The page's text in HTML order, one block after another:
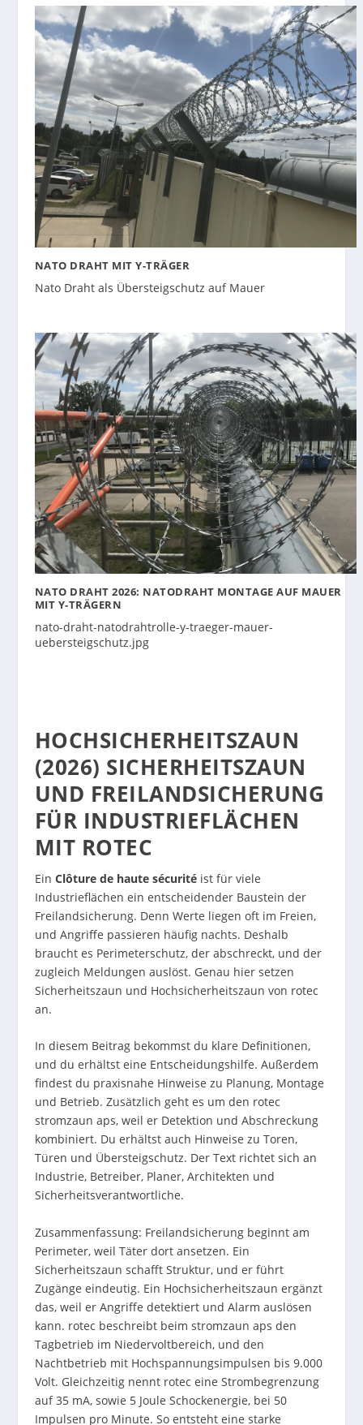
NATO DRAHT MIT Y-TRÄGER
Nato Draht als Übersteigschutz auf Mauer
NATO DRAHT 2026: NATODRAHT MONTAGE AUF MAUER
MIT Y-TRÄGERN
nato-draht-natodrahtrolle-y-traeger-mauer-
uebersteigschutz.jpg
HOCHSICHERHEITSZAUN
(2026) SICHERHEITSZAUN
UND FREILANDSICHERUNG
FÜR INDUSTRIEFLÄCHEN
MIT ROTEC
Ein Clôture de haute sécuritéist für viele
Industrieflächen ein entscheidender Baustein der
Freilandsicherung. Denn Werte liegen oft im Freien,
und Angriffe passieren häufig nachts. Deshalb
braucht es Perimeterschutz, der abschreckt, und der
zugleich Meldungen auslöst. Genau hier setzen
Sicherheitszaun und Hochsicherheitszaun von rotec
an.
In diesem Beitrag bekommst du klare Definitionen,
und du erhältst eine Entscheidungshilfe. Außerdem
findest du praxisnahe Hinweise zu Planung, Montage
und Betrieb. Zusätzlich geht es um den rotec
stromzaun aps, weil er Detektion und Abschreckung
kombiniert. Du erhältst auch Hinweise zu Toren,
Türen und Übersteigschutz. Der Text richtet sich an
Industrie, Betreiber, Planer, Architekten und
Sicherheitsverantwortliche.
Zusammenfassung: Freilandsicherung beginnt am
Perimeter, weil Täter dort ansetzen. Ein
Sicherheitszaun schafft Struktur, und er führt
Zugänge eindeutig. Ein Hochsicherheitszaun ergänzt
das, weil er Angriffe detektiert und Alarm auslösen
kann. rotec beschreibt beim stromzaun aps den
Tagbetrieb im Niedervoltbereich, und den
Nachtbetrieb mit Hochspannungsimpulsen bis 9.000
Volt. Gleichzeitig nennt rotec eine Strombegrenzung
auf 35 mA, sowie 5 Joule Schockenergie, bei 50
Impulsen pro Minute. So entsteht eine starke